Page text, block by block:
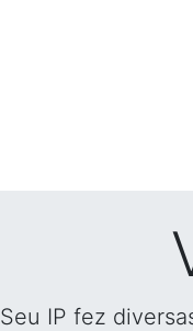
Seu IP fez